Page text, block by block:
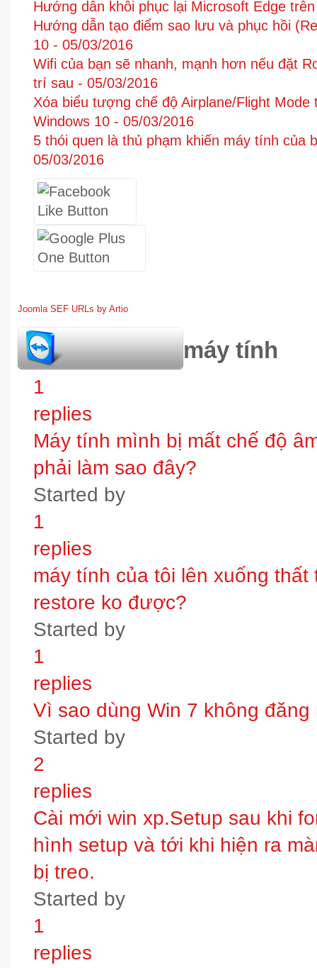
Hướng dẫn khôi phục lại Microsoft Edge
Hướng dẫn tạo điểm sao lưu và phục hồi
10 - 05/03/2016
Wifi của bạn sẽ nhanh, mạnh hơn nếu đặt
trí sau - 05/03/2016
Xóa biểu tượng chế độ Airplane/Flight Mode
Windows 10 - 05/03/2016
5 thói quen là thủ phạm khiến máy tính của
05/03/2016
Joomla SEF URLs by Artio
hỏi đáp bảo trì máy tính
1
replies
Máy tính mình bị mất chế độ
phải làm sao đây?
Started by
1
replies
máy tính của tôi lên xuống
restore ko được?
Started by
1
replies
Vì sao dùng Win 7 không
Started by
2
replies
Cài mới win xp.Setup sau khi
hình setup và tới khi hiện ra
bị treo.
Started by
1
replies